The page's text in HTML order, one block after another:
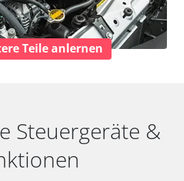
Teile anlernen
Steuergeräte &